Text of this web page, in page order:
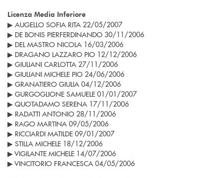
Licenza Media Inferiore
▶ AUGELLO SOFIA RITA 22/05/2007
▶ DE BONIS PIERFERDINANDO 30/11/2006
▶ DEL MASTRO NICOLA 16/03/2006
▶ DRAGANO LAZZARO PIO 12/12/2006
▶ GIULIANI CARLOTTA 27/11/2006
▶ GIULIANI MICHELE PIO 24/06/2006
▶ GRANATIERO GIULIA 04/12/2006
▶ GURGOGLIONE SAMUELE 01/01/2007
▶ QUOTADAMO SERENA 17/11/2006
▶ RADATTI ANTONIO 28/11/2006
▶ RAGO MARTINA 09/05/2006
▶ RICCIARDI MATILDE 09/01/2007
▶ STILLA MICHELE 18/12/2006
▶ VIGILANTE MICHELE 14/07/2006
▶ VINCITORIO FRANCESCA 04/05/2006